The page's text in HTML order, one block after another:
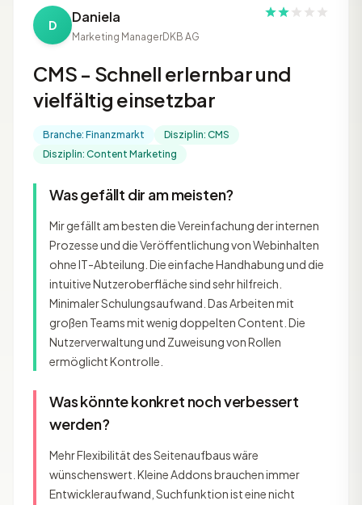
D Daniela
Marketing ManagerDKB AG
CMS - Schnell erlernbar und
vielfältig einsetzbar
Branche: Finanzmarkt
Disziplin: CMS
Disziplin: Content Marketing
Was gefällt dir am meisten?
Mir gefällt am besten die Vereinfachung der internen
Prozesse und die Veröffentlichung von Webinhalten
ohne IT-Abteilung. Die einfache Handhabung und die
intuitive Nutzeroberfläche sind sehr hilfreich.
Minimaler Schulungsaufwand. Das Arbeiten mit
großen Teams mit wenig doppelten Content. Die
Nutzerverwaltung und Zuweisung von Rollen
ermöglicht Kontrolle.
Was könnte konkret noch verbessert
werden?
Mehr Flexibilität des Seitenaufbaus wäre
wünschenswert. Kleine Addons brauchen immer
Entwickleraufwand, Suchfunktion ist eine nicht